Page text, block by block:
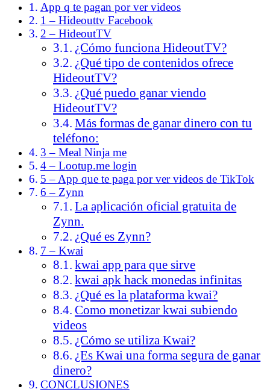
App q te pagan por ver videos
1 – Hideouttv Facebook
2 – HideoutTV
¿Cómo funciona HideoutTV?
¿Qué tipo de contenidos ofrece
HideoutTV?
¿Qué puedo ganar viendo
HideoutTV?
Más formas de ganar dinero con tu
teléfono:
3 – Meal Ninja me
4 – Lootup.me login
5 – App que te paga por ver videos de TikTok
6 – Zynn
La aplicación oficial gratuita de
Zynn.
¿Qué es Zynn?
7 – Kwai
kwai app para que sirve
kwai apk hack monedas infinitas
¿Qué es la plataforma kwai?
Como monetizar kwai subiendo
videos
¿Cómo se utiliza Kwai?
¿Es Kwai una forma segura de ganar
dinero?
CONCLUSIONES